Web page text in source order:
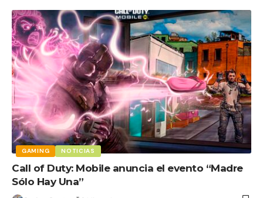
GAMING NOTICIAS
Call of Duty: Mobile anuncia el evento “Madre
Sólo Hay Una”